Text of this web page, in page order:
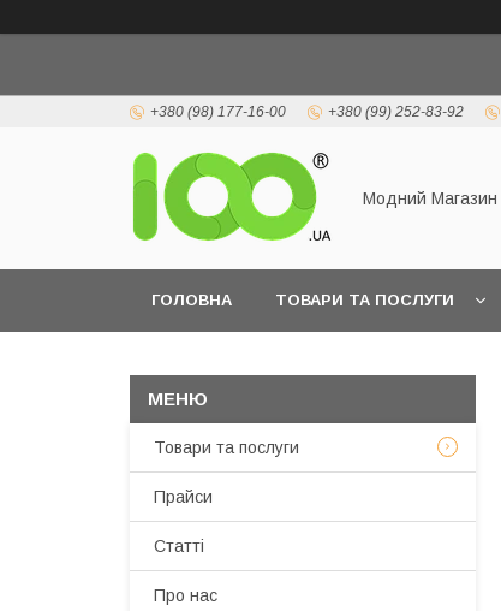
+380 (98) 177-16-00 +380 (99) 252-83-92
Модний Магазин
ГОЛОВНА ТОВАРИ ТА ПОСЛУГИ
Товари та послуги
Прайси
Статті
Про нас